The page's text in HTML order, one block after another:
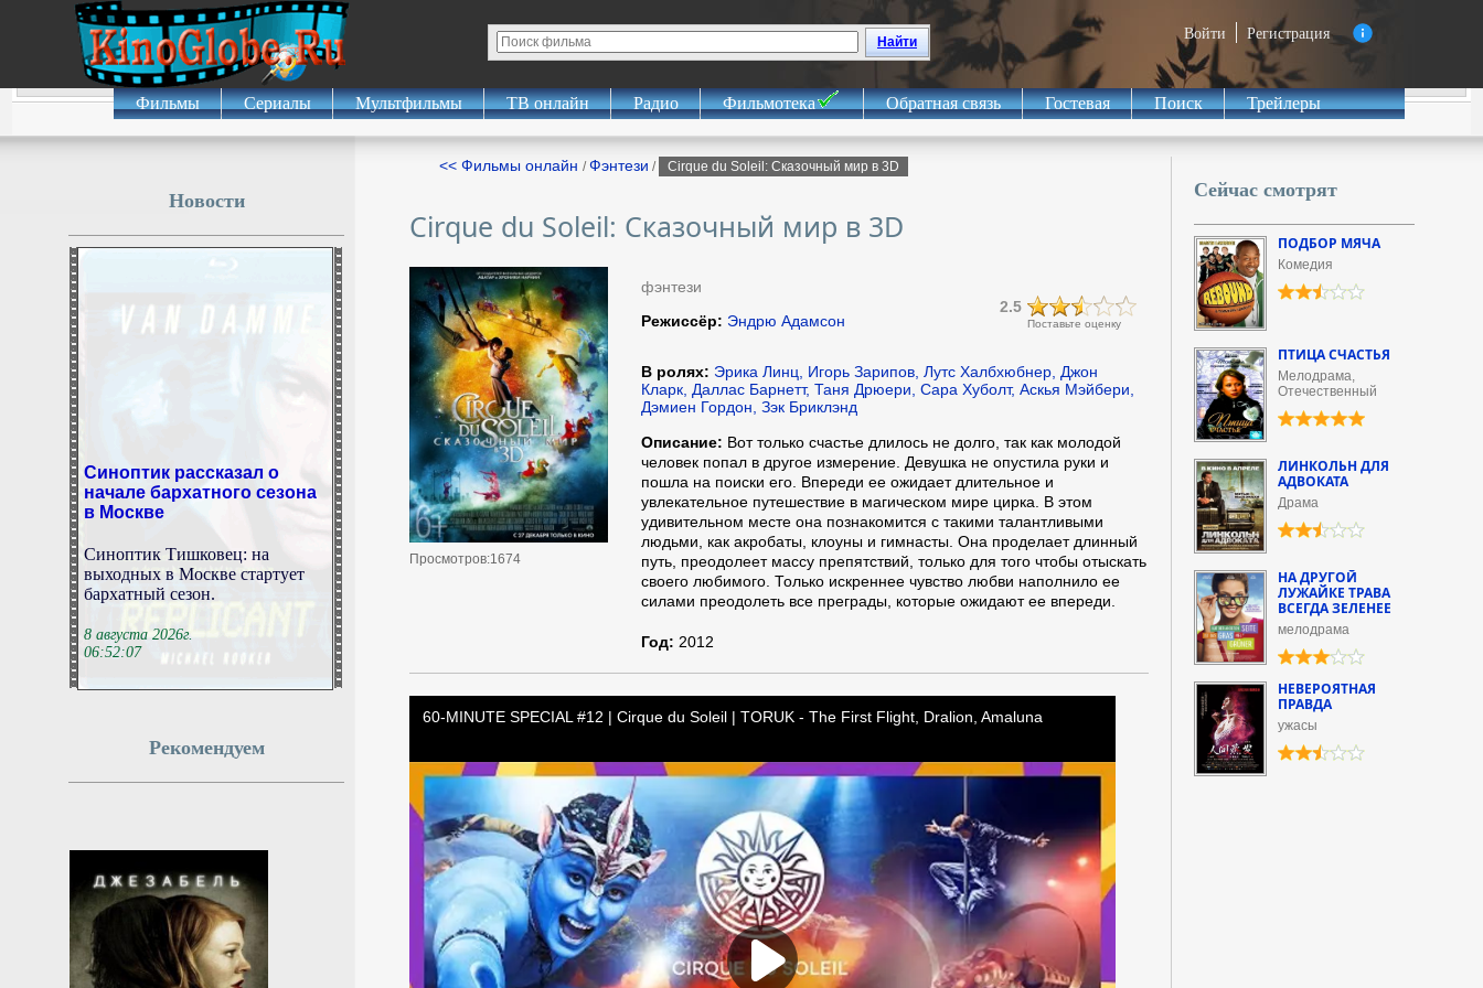
Войти Регистрация
Найти
Фильмы Сериалы Мультфильмы ТВ онлайн Радио Фильмотека Обратная связь Гостевая Поиск Трейлеры
<< Фильмы онлайн /Фэнтези / Cirque du Soleil: Сказочный мир в 3D
Cirque du Soleil: Сказочный мир в 3D
Просмотров:1674
фэнтези
Поставьте оценку
2.5
Режиссёр: Эндрю Адамсон
В ролях: Эрика Линц, Игорь Зарипов, Лутс Халбхюбнер, Джон
Кларк, Даллас Барнетт, Таня Дрюери, Сара Хуболт, Аскья Мэйбери,
Дэмиен Гордон, Зэк Бриклэнд
Описание: Вот только счастье длилось не долго, так как молодой
человек попал в другое измерение. Девушка не опустила руки и
пошла на поиски его. Впереди ее ожидает длительное и
увлекательное путешествие в магическом мире цирка. В этом
удивительном месте она познакомится с такими талантливыми
людьми, как акробаты, клоуны и гимнасты. Она проделает длинный
путь, преодолеет массу препятствий, только для того чтобы отыскать
своего любимого. Только искреннее чувство любви наполнило ее
силами преодолеть все преграды, которые ожидают ее впереди.
Год: 2012
Новости
начале бархатного сезона
в Москве
выходных в Москве стартует
бархатный сезон.
06:52:07
вокала в первом в РФ
джазовом вузе
российском джазовом вузе.
8 августа 2026г.
06:50:15
Рекомендуем
Сейчас смотрят
ПОДБОР МЯЧА
Комедия
ПТИЦА СЧАСТЬЯ
Мелодрама,
Отечественный
ЛИНКОЛЬН ДЛЯ
АДВОКАТА
Драма
НА ДРУГОЙ
ЛУЖАЙКЕ ТРАВА
ВСЕГДА ЗЕЛЕНЕЕ
мелодрама
НЕВЕРОЯТНАЯ
ПРАВДА
ужасы